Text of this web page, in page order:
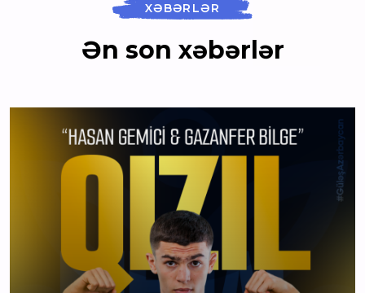
XƏBƏRLƏR
Ən son xəbərlər